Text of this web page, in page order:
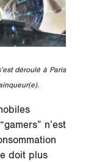
déroulé à Paris
n’est
doit plus